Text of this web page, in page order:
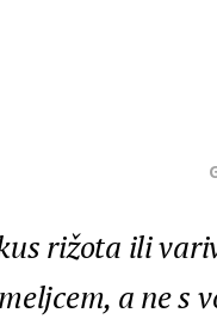
rižota ili
a ne s